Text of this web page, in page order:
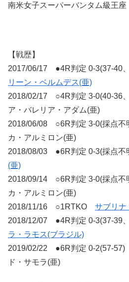
南米女子スーパーバンタム級王座
【戦歴】
2017/06/17 ●4R判定 0-3(37-40
リーン・ベルムデス(亜)
2018/02/17 ○4R判定 3-0(40-36
ア・バレリア・アダム(亜)
2018/06/08 ○6R判定 3-0(採点
カ・アルミロン(亜)
2018/08/03 ●6R判定 0-3(採点
(亜)
2018/09/14 ○6R判定 3-0(採点
カ・アルミロン(亜)
2018/11/16 ○1RTKO サブリナ
2018/12/07 ●4R判定 0-3(37-39
ラ・ラモス(ブラジル)
2019/02/22 ●6R判定 0-2(57-
ド・サモラ(亜)